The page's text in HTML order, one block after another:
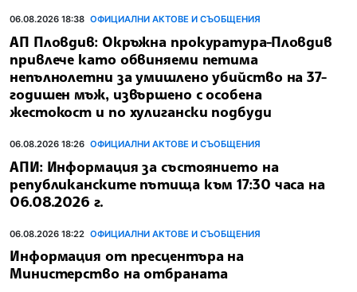
06.08.2026 18:38 ОФИЦИАЛНИ АКТОВЕ И СЪОБЩЕНИЯ
АП Пловдив: Окръжна прокуратура-Пловдив
привлече като обвиняеми петима
непълнолетни за умишлено убийство на 37-
годишен мъж, извършено с особена
жестокост и по хулигански подбуди
06.08.2026 18:26 ОФИЦИАЛНИ АКТОВЕ И СЪОБЩЕНИЯ
АПИ: Информация за състоянието на
републиканските пътища към 17:30 часа на
06.08.2026 г.
06.08.2026 18:22 ОФИЦИАЛНИ АКТОВЕ И СЪОБЩЕНИЯ
Информация от пресцентъра на
Министерство на отбраната